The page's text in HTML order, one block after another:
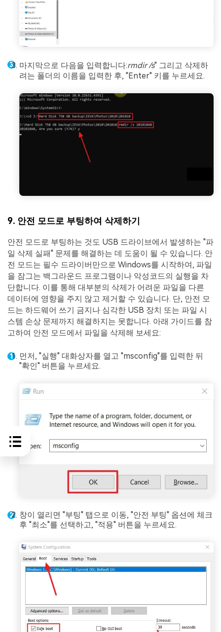
마지막으로 다음을 입력합니다:rmdir /s" 그리고 삭제하
려는 폴더의 이름을 입력한 후, "Enter" 키를 누르세요.
9. 안전 모드로 부팅하여 삭제하기
안전 모드로 부팅하는 것도 USB 드라이브에서 발생하는 "파
일 삭제 실패" 문제를 해결하는 데 도움이 될 수 있습니다. 안
전 모드는 필수 드라이버만으로 Windows를 시작하여, 파일
을 잠그는 백그라운드 프로그램이나 악성코드의 실행을 차
단합니다. 이를 통해 대부분의 삭제가 어려운 파일을 다른
데이터에 영향을 주지 않고 제거할 수 있습니다. 단, 안전 모
드는 하드웨어 쓰기 금지나 심각한 USB 장치 또는 파일 시
스템 손상 문제까지 해결하지는 못합니다. 아래 가이드를 참
고하여 안전 모드에서 파일을 삭제해 보세요:
먼저, "실행" 대화상자를 열고 "msconfig"를 입력한 뒤
"확인" 버튼을 누르세요.
창이 열리면 "부팅" 탭으로 이동, "안전 부팅" 옵션에 체크
후 "최소"를 선택하고, "적용" 버튼을 누르세요.